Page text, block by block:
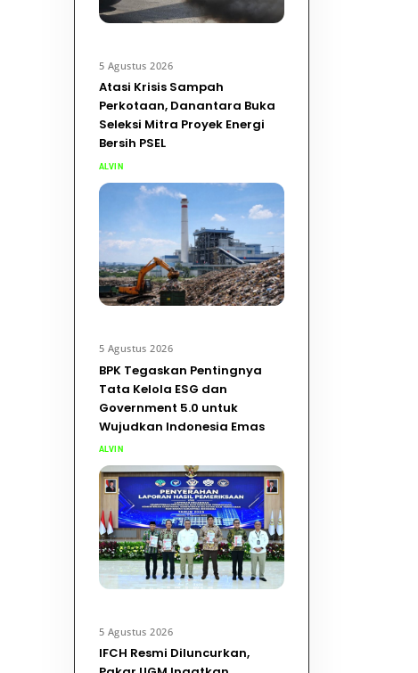
5 Agustus 2026
Atasi Krisis Sampah
Perkotaan, Danantara Buka
Seleksi Mitra Proyek Energi
Bersih PSEL
ALVIN
5 Agustus 2026
BPK Tegaskan Pentingnya
Tata Kelola ESG dan
Government 5.0 untuk
Wujudkan Indonesia Emas
ALVIN
5 Agustus 2026
IFCH Resmi Diluncurkan,